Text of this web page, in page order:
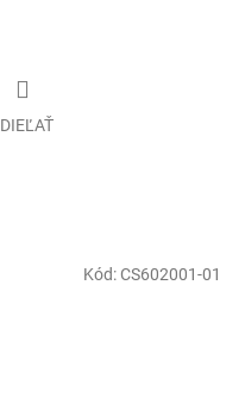
Kód:CS602001-01